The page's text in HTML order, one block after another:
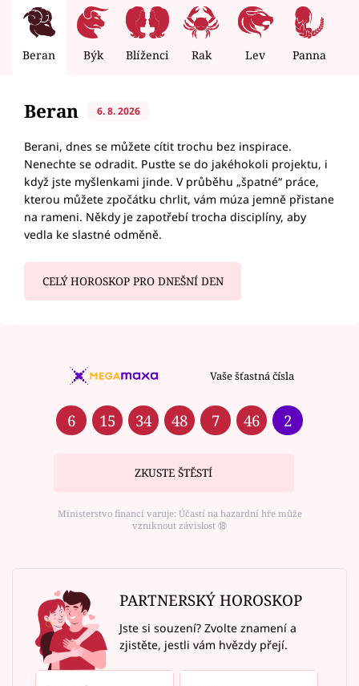
Beran Býk Blíženci Rak Lev Panna
Beran 6. 8. 2026
Berani, dnes se můžete cítit trochu bez inspirace.
Nenechte se odradit. Pusťte se do jakéhokoli projektu, i
když jste myšlenkami jinde. V průběhu „špatné“ práce,
kterou můžete zpočátku chrlit, vám múza jemně přistane
na rameni. Někdy je zapotřebí trocha disciplíny, aby
vedla ke slastné odměně.
CELÝ HOROSKOP PRO DNEŠNÍ DEN
Vaše šťastná čísla
6 15 34 48 7 46 2
ZKUSTE ŠTĚSTÍ
Ministerstvo financí varuje: Účastí na hazardní hře může
vzniknout závislost ⑱
PARTNERSKÝ HOROSKOP
Jste si souzení? Zvolte znamení a
zjistěte, jestli vám hvězdy přejí.